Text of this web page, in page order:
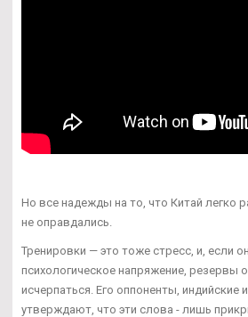
Но все надежды на то, что Китай легко
не оправдались.
Тренировки — это тоже стресс, и, если
психологическое напряжение, резервы
исчерпаться. Его оппоненты, индийские
утверждают, что эти слова - лишь